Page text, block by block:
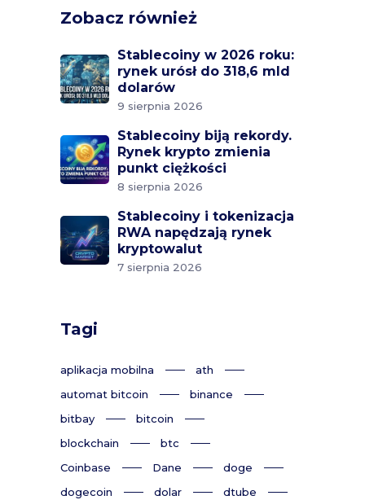
Zobacz również
Stablecoiny w 2026 roku:
rynek urósł do 318,6 mld
dolarów
9 sierpnia 2026
Stablecoiny biją rekordy.
Rynek krypto zmienia
punkt ciężkości
8 sierpnia 2026
Stablecoiny i tokenizacja
RWA napędzają rynek
kryptowalut
7 sierpnia 2026
Tagi
aplikacja mobilna
ath
automat bitcoin
binance
bitbay
bitcoin
blockchain
btc
Coinbase
Dane
doge
dogecoin
dolar
dtube